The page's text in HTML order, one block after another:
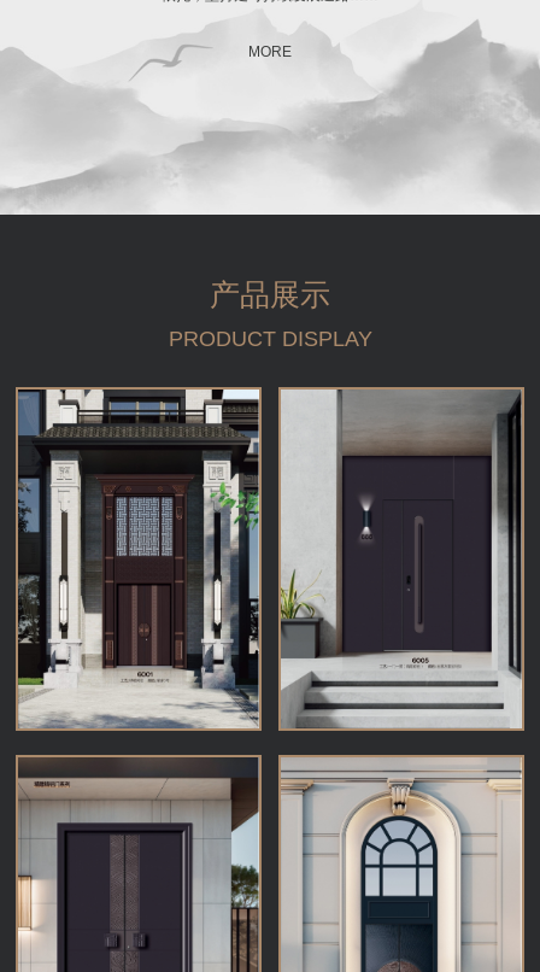
MORE
产品展示
PRODUCT DISPLAY